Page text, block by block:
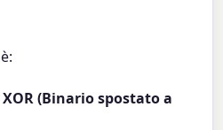
(Binario spostato a